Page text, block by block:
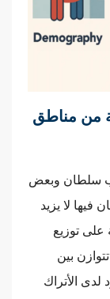
من مناطق
سلطان وبعض
فيها لا يزيد
على توزيع
بين
الأتراك